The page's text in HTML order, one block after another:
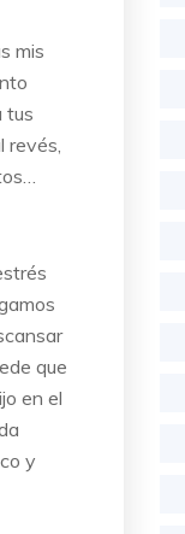
mis
tus
revés,
que
en el
y